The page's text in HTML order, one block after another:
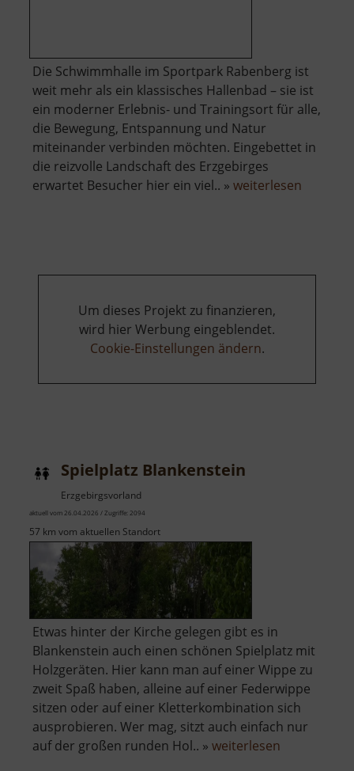
Die Schwimmhalle im Sportpark Rabenberg ist
weit mehr als ein klassisches Hallenbad – sie ist
ein moderner Erlebnis- und Trainingsort für alle,
die Bewegung, Entspannung und Natur
miteinander verbinden möchten. Eingebettet in
die reizvolle Landschaft des Erzgebirges
erwartet Besucher hier ein viel.. » weiterlesen
Um dieses Projekt zu finanzieren,
wird hier Werbung eingeblendet.
Cookie-Einstellungen ändern.
Spielplatz Blankenstein
Erzgebirgsvorland
aktuell vom 26.04.2026 / Zugriffe: 2094
57 km vom aktuellen Standort
Etwas hinter der Kirche gelegen gibt es in
Blankenstein auch einen schönen Spielplatz mit
Holzgeräten. Hier kann man auf einer Wippe zu
zweit Spaß haben, alleine auf einer Federwippe
sitzen oder auf einer Kletterkombination sich
ausprobieren. Wer mag, sitzt auch einfach nur
auf der großen runden Hol.. » weiterlesen